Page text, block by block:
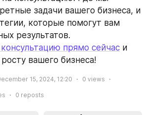
задачи вашего бизнеса, и
которые помогут вам
результатов.
прямо сейчас и
вашего бизнеса!
15, 2024, 12:20 0 views
0 reposts